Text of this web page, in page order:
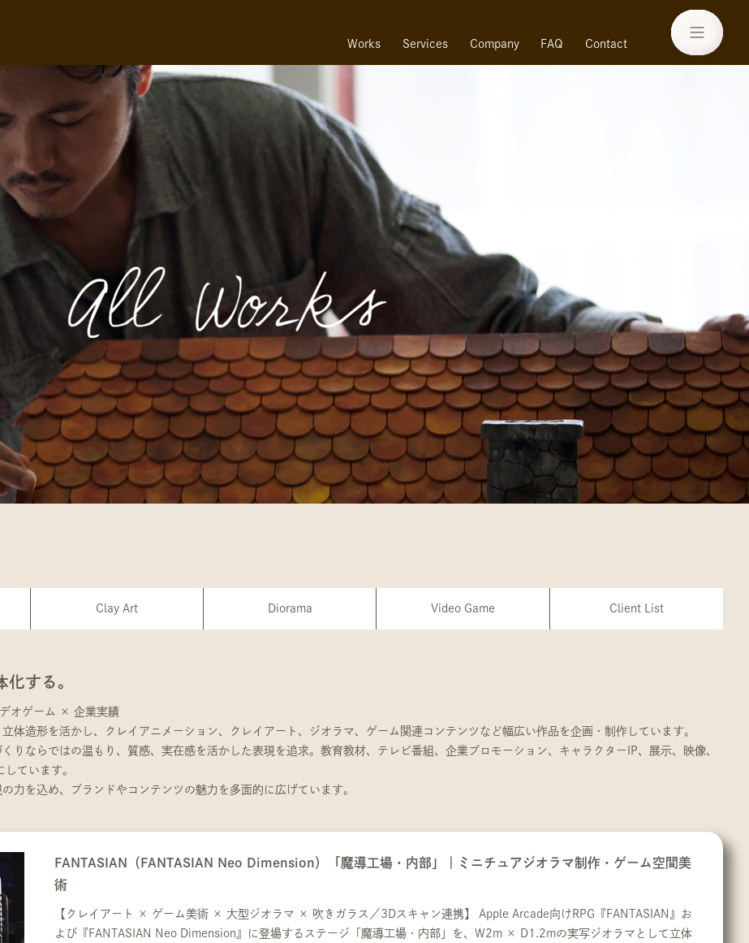
Works Services Company FAQ Contact
Clay Art Diorama Video Game Client List
する。
オゲーム × 企業実績
体造形を活かし、クレイアニメーション、クレイアート、ジオラマ、ゲーム関連コンテンツなど幅広い作品を企画・制作しています。
りならではの温もり、質感、実在感を活かした表現を追求。教育教材、テレビ番組、企業プロモーション、キャラクターIP、展示、映像、
ています。
力を込め、ブランドやコンテンツの魅力を多面的に広げています。
FANTASIAN（FANTASIAN Neo Dimension）「魔導工場・内部」｜ミニチュアジオラマ制作・ゲーム空間美
術
【クレイアート × ゲーム美術 × 大型ジオラマ × 吹きガラス／3Dスキャン連携】 Apple Arcade向けRPG『FANTASIAN』お
よび『FANTASIAN Neo Dimension』に登場するステージ「魔導工場・内部」を、W2m × D1.2mの実写ジオラマとして立体